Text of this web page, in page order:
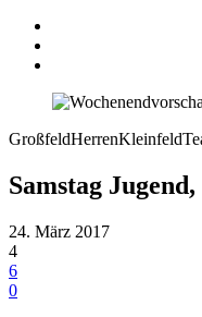
GroßfeldHerrenKleinfeld
Samstag
24. März 2017
4
6
0